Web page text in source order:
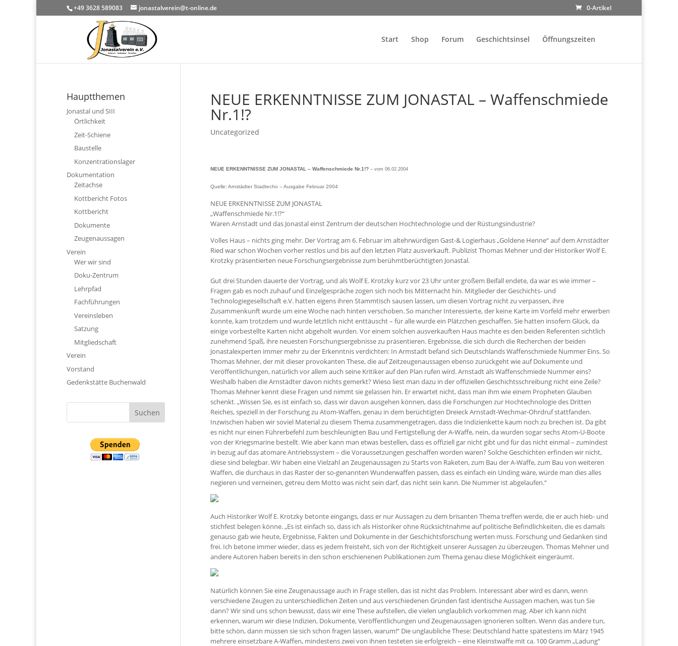
+49 3628 589083 jonastalverein@t-online.de 0-Artikel
Start Shop Forum Geschichtsinsel Öffnungszeiten
NEUE ERKENNTNISSE ZUM JONASTAL – Waffenschmiede
Nr.1!?
Uncategorized
NEUE ERKENNTNISSE ZUM JONASTAL – Waffenschmiede Nr.1!?– vom 06.02.2004
Quelle: Arnstädter Stadtecho – Ausgabe Februar 2004
NEUE ERKENNTNISSE ZUM JONASTAL
„Waffenschmiede Nr.1!?“
Waren Arnstadt und das Jonastal einst Zentrum der deutschen Hochtechnologie und der Rüstungsindustrie?
Volles Haus – nichts ging mehr. Der Vortrag am 6. Februar im altehrwürdigen Gast-& Logierhaus „Goldene Henne“ auf dem Arnstädter
Ried war schon Wochen vorher restlos und bis auf den letzten Platz ausverkauft. Publizist Thomas Mehner und der Historiker Wolf E.
Krotzky präsentierten neue Forschungsergebnisse zum berühmtberüchtigten Jonastal.
Gut drei Stunden dauerte der Vortrag, und als Wolf E. Krotzky kurz vor 23 Uhr unter großem Beifall endete, da war es wie immer –
Fragen gab es noch zuhauf und Einzelgespräche zogen sich noch bis Mitternacht hin. Mitglieder der Geschichts- und
Technologiegesellschaft e.V. hatten eigens ihren Stammtisch sausen lassen, um diesen Vortrag nicht zu verpassen, ihre
Zusammenkunft wurde um eine Woche nach hinten verschoben. So mancher Interessierte, der keine Karte im Vorfeld mehr erwerben
konnte, kam trotzdem und wurde letztlich nicht enttäuscht – für alle wurde ein Plätzchen geschaffen. Sie hatten insofern Glück, da
einige vorbestellte Karten nicht abgeholt wurden. Vor einem solchen ausverkauften Haus machte es den beiden Referenten sichtlich
zunehmend Spaß, ihre neuesten Forschungsergebnisse zu präsentieren. Ergebnisse, die sich durch die Recherchen der beiden
Jonastalexperten immer mehr zu der Erkenntnis verdichten: In Armstadt befand sich Deutschlands Waffenschmiede Nummer Eins. So
Thomas Mehner, der mit dieser provokanten These, die auf Zeitzeugenaussagen ebenso zurückgeht wie auf Dokumente und
Veröffentlichungen, natürlich vor allem auch seine Kritiker auf den Plan rufen wird. Arnstadt als Waffenschmiede Nummer eins?
Weshalb haben die Arnstädter davon nichts gemerkt? Wieso liest man dazu in der offiziellen Geschichtsschreibung nicht eine Zeile?
Thomas Mehner kennt diese Fragen und nimmt sie gelassen hin. Er erwartet nicht, dass man ihm wie einem Propheten Glauben
schenkt. „Wissen Sie, es ist einfach so, dass wir davon ausgehen können, dass die Forschungen zur Hochtechnologie des Dritten
Reiches, speziell in der Forschung zu Atom-Waffen, genau in dem berüchtigten Dreieck Arnstadt-Wechmar-Ohrdruf stattfanden.
Inzwischen haben wir soviel Material zu diesem Thema zusammengetragen, dass die Indizienkette kaum noch zu brechen ist. Da gibt
es nicht nur einen Führerbefehl zum beschleunigten Bau und Fertigstellung der A-Waffe, nein, da wurden sogar sechs Atom-U-Boote
von der Kriegsmarine bestellt. Wie aber kann man etwas bestellen, dass es offiziell gar nicht gibt und für das nicht einmal – zumindest
in bezug auf das atomare Antriebssystem – die Voraussetzungen geschaffen worden waren? Solche Geschichten erfinden wir nicht,
diese sind belegbar. Wir haben eine Vielzahl an Zeugenaussagen zu Starts von Raketen, zum Bau der A-Waffe, zum Bau von weiteren
Waffen, die durchaus in das Raster der so-genannten Wunderwaffen passen, dass es einfach ein Unding wäre, würde man dies alles
negieren und verneinen, getreu dem Motto was nicht sein darf, das nicht sein kann. Die Nummer ist abgelaufen.“
Auch Historiker Wolf E. Krotzky betonte eingangs, dass er nur Aussagen zu dem brisanten Thema treffen werde, die er auch hieb- und
stichfest belegen könne. „Es ist einfach so, dass ich als Historiker ohne Rücksichtnahme auf politische Befindlichkeiten, die es damals
genauso gab wie heute, Ergebnisse, Fakten und Dokumente in der Geschichtsforschung werten muss. Forschung und Gedanken sind
frei. Ich betone immer wieder, dass es jedem freisteht, sich von der Richtigkeit unserer Aussagen zu überzeugen. Thomas Mehner und
andere Autoren haben bereits in den schon erschienenen Publikationen zum Thema genau diese Möglichkeit eingeräumt.
Natürlich können Sie eine Zeugenaussage auch in Frage stellen, das ist nicht das Problem. Interessant aber wird es dann, wenn
verschiedene Zeugen zu unterschiedlichen Zeiten und aus verschiedenen Gründen fast identische Aussagen machen, was tun Sie
dann? Wir sind uns schon bewusst, dass wir eine These aufstellen, die vielen unglaublich vorkommen mag. Aber ich kann nicht
erkennen, warum wir diese Indizien, Dokumente, Veröffentlichungen und Zeugenaussagen ignorieren sollten. Wenn das andere tun,
bitte schön, dann müssen sie sich schon fragen lassen, warum!“ Die unglaubliche These: Deutschland hatte spätestens im März 1945
mehrere einsetzbare A-Waffen, mindestens zwei von ihnen testeten sie erfolgreich – eine Kleinstwaffe mit ca. 100 Gramm „Ladung“
Hauptthemen
Jonastal und SIII
Örtlichkeit
Zeit-Schiene
Baustelle
Konzentrationslager
Dokumentation
Zeitachse
Kottbericht Fotos
Kottbericht
Dokumente
Zeugenaussagen
Verein
Wer wir sind
Doku-Zentrum
Lehrpfad
Fachführungen
Vereinsleben
Satzung
Mitgliedschaft
Verein
Vorstand
Gedenkstätte Buchenwald